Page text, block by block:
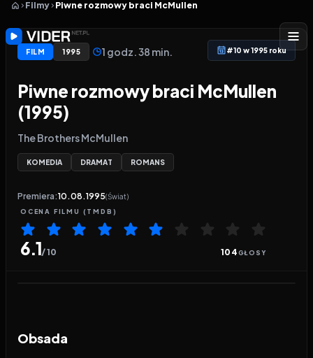
Filmy Piwne rozmowy braci McMullen
FILM 1995 1 godz. 38 min. #10 w 1995 roku
Piwne rozmowy braci McMullen
(1995)
The Brothers McMullen
KOMEDIA DRAMAT ROMANS
Premiera:10.08.1995(Świat)
OCENA FILMU (TMDB)
6.1/ 10 104GŁOSY
Obsada